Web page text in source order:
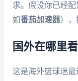
求。假设你已经
如番茄加速器），
国外在哪里
这是海外篮球迷